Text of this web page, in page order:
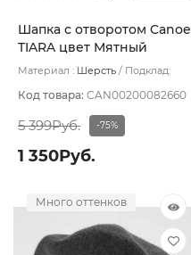
Шапка с отворотом Canoe
TIARA цвет Мятный
Материал : Шерсть
Подклад:
Код товара: CAN00200082660
5 399Руб. -75%
1 350Руб.
Много оттенков